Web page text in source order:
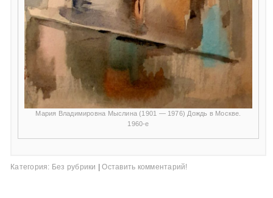
Мария Владимировна Мыслина (1901 — 1976) Дождь в Москве.
1960-е
Категория: Без рубрики Оставить комментарий!